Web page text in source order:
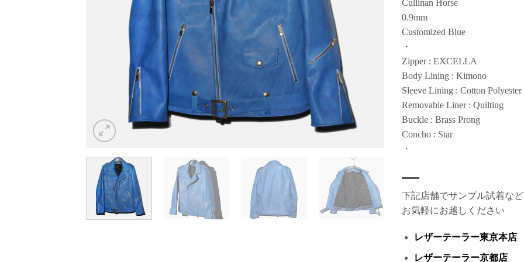
Cullinan Horse
0.9mm
Customized Blue
・
Zipper : EXCELLA
Body Lining : Kimono
Sleeve Lining : Cotton Polyester
Removable Liner : Quilting
Buckle : Brass Prong
Concho : Star
・
下記店舗でサンプル試着な
お気軽にお越しください
レザーテーラー東京本店
レザーテーラー京都店